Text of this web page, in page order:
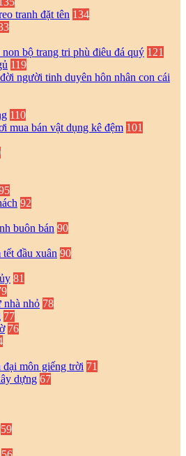
tranh đặt tên 134
bộ trang tri phù điêu đá quý 121
119
người tinh duyên hôn nhân con cái
110
mua bán vật dụng kê đệm 101
92
buôn bán 90
đầu xuân 90
81
nhà nhỏ 78
77
76
môn giếng trời 71
dựng 67
59